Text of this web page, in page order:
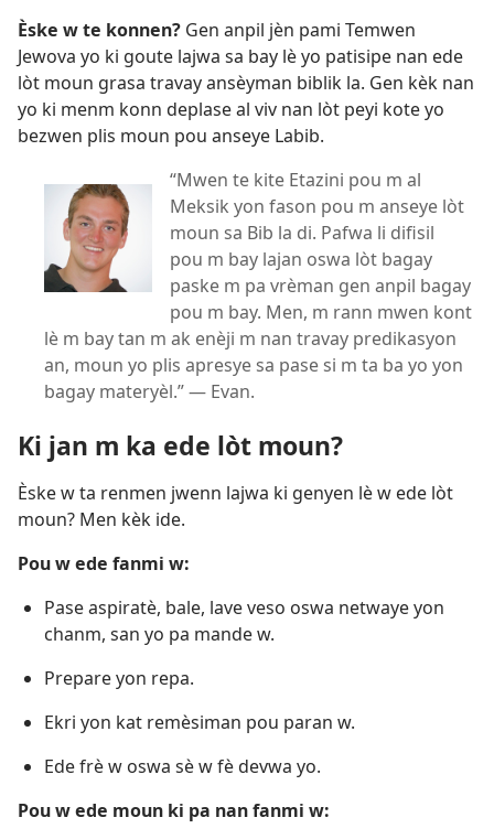
Èske w te konnen? Gen anpil jèn pami Temwen
Jewova yo ki goute lajwa sa bay lè yo patisipe nan ede
lòt moun grasa travay ansèyman biblik la. Gen kèk nan
yo ki menm konn deplase al viv nan lòt peyi kote yo
bezwen plis moun pou anseye Labib.
“Mwen te kite Etazini pou m al
Meksik yon fason pou m anseye lòt
moun sa Bib la di. Pafwa li difisil
pou m bay lajan oswa lòt bagay
paske m pa vrèman gen anpil bagay
pou m bay. Men, m rann mwen kont
lè m bay tan m ak enèji m nan travay predikasyon
an, moun yo plis apresye sa pase si m ta ba yo yon
bagay materyèl.” — Evan.
Ki jan m ka ede lòt moun?
Èske w ta renmen jwenn lajwa ki genyen lè w ede lòt
moun? Men kèk ide.
Pou w ede fanmi w:
Pase aspiratè, bale, lave veso oswa netwaye yon
chanm, san yo pa mande w.
Prepare yon repa.
Ekri yon kat remèsiman pou paran w.
Ede frè w oswa sè w fè devwa yo.
Pou w ede moun ki pa nan fanmi w: